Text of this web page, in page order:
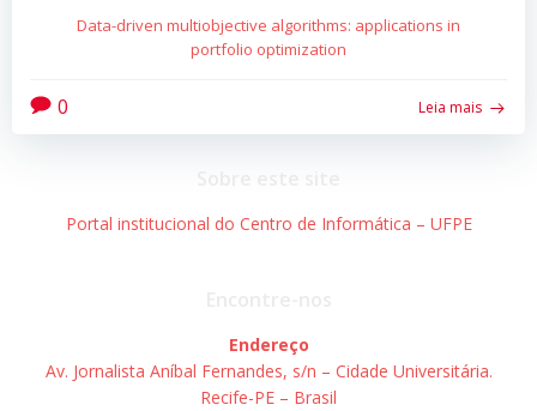
Data-driven multiobjective algorithms: applications in
portfolio optimization
0 Leia mais
Portal institucional do Centro de Informática – UFPE
Endereço
Av. Jornalista Aníbal Fernandes, s/n – Cidade Universitária.
Recife-PE – Brasil